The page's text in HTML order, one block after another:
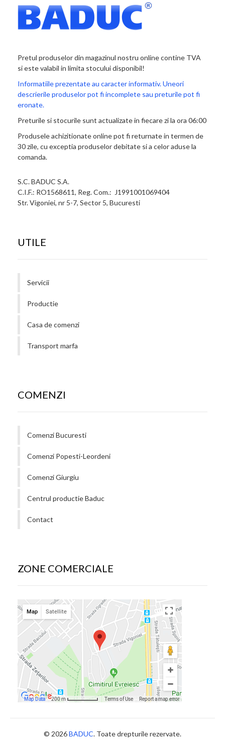
Pretul produselor din magazinul nostru online contine TVA
si este valabil in limita stocului disponibil!
Informatiile prezentate au caracter informativ. Uneori
descrierile produselor pot fi incomplete sau preturile pot fi
eronate.
Preturile si stocurile sunt actualizate in fiecare zi la ora 06:00
Produsele achizitionate online pot fi returnate in termen de
30 zile, cu exceptia produselor debitate si a celor aduse la
comanda.
S.C. BADUC S.A.
C.I.F.: RO1568611, Reg. Com.: J1991001069404
Str. Vigoniei, nr 5-7, Sector 5, Bucuresti
UTILE
Servicii
Productie
Casa de comenzi
Transport marfa
COMENZI
Comenzi Bucuresti
Comenzi Popesti-Leordeni
Comenzi Giurgiu
Centrul productie Baduc
Contact
ZONE COMERCIALE
© 2026BADUC. Toate drepturile rezervate.